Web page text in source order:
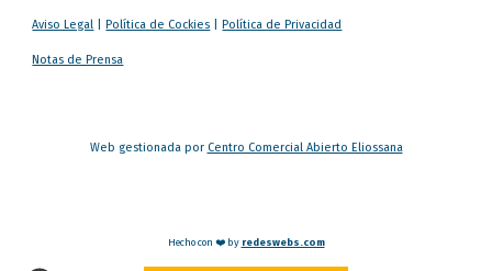
Aviso Legal |Política de Cockies |Política de Privacidad
Notas de Prensa
Web gestionada por Centro Comercial Abierto Eliossana
Hecho con ❤️ by redeswebs.com